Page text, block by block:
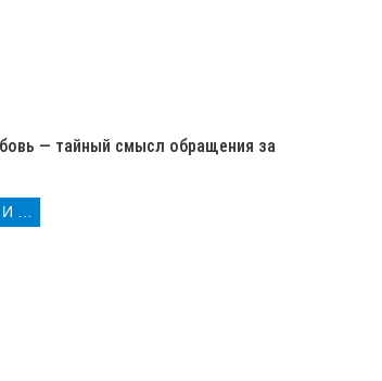
— тайный смысл обращения за